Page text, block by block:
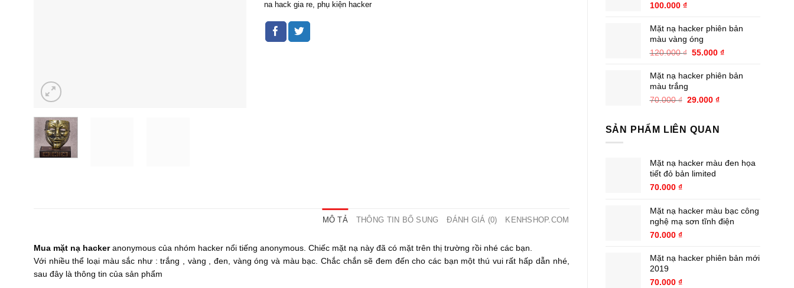
100.000 ₫
Mặt nạ hacker phiên bản
màu vàng óng
120.000₫ Giá
là:
55.000 ₫Giá
tại
Mặt nạ hacker phiên bản
màu trắng
70.000₫ Giá
70.000 ₫.
29.000 ₫Giá
là:
SẢN PHẨM LIÊN QUAN
Mặt nạ hacker màu đen họa
tiết đỏ bản limited
70.000 ₫
Mặt nạ hacker màu bạc công
nghệ mạ sơn tĩnh điện
70.000 ₫
Mặt nạ hacker phiên bản mới
2019
70.000 ₫
na hack gia re,phụ kiện hacker
MÔ TẢ THÔNG TIN BỔ SUNG ĐÁNH GIÁ (0) KENHSHOP.COM
Mua mặt nạ hackeranonymous của nhóm hacker nổi tiếng anonymous. Chiếc mặt nạ này đã có mặt trên thị trường rồi nhé các bạn.
Với nhiều thể loại màu sắc như : trắng , vàng , đen, vàng óng và màu bạc. Chắc chắn sẽ đem đến cho các bạn một thú vui rất hấp dẫn nhé,
sau đây là thông tin của sản phẩm